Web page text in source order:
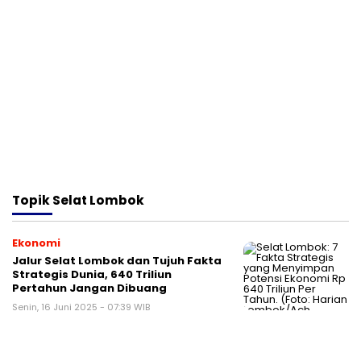
TopikSelat Lombok
Ekonomi
Jalur Selat Lombok dan Tujuh Fakta
Strategis Dunia, 640 Triliun
Pertahun Jangan Dibuang
Senin, 16 Juni 2025 - 07:39 WIB